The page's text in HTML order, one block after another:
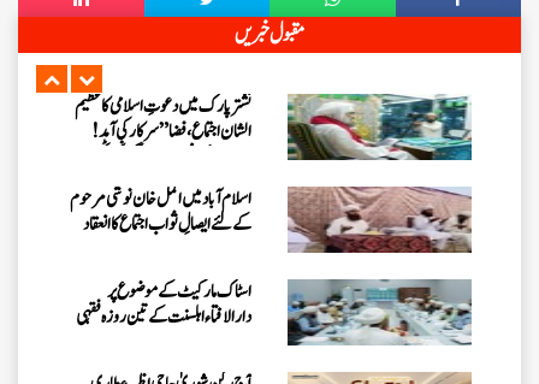
مقبول خبریں
دعوتِ اسلامی کا ”شجرکاری
ٹرانسمیشن“ کا اعلان، پاکستان کو سرسبز
نشتر پارک میں دعوتِ اسلامی کا عظیم
الشان اجتماع، فضا ”سرکار کی آمد !
اسلام آبادمیں اکمل خان نوشی مرحوم
کے لئے ایصالِ ثواب اجتماع کا انعقاد
اسٹاک مارکیٹ کے موضوع پر
دارالافتاء اہلسنت کے تین روزہ فقہی